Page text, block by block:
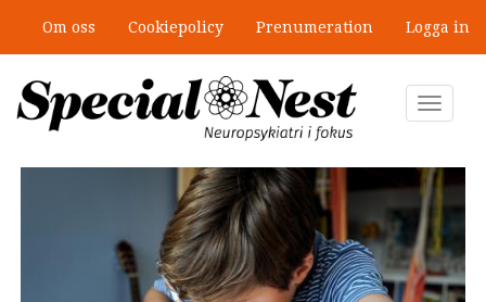
huvudinnehåll
Om oss Cookiepolicy Prenumeration Logga in
Toggle
”Jobbet gick bra – just därför togs
stödet bort”